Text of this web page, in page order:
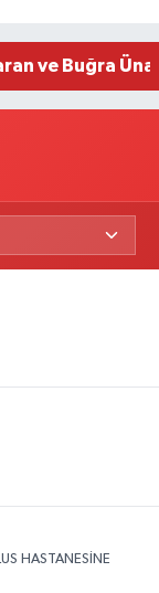
ve Buğra
HASTANESİNE